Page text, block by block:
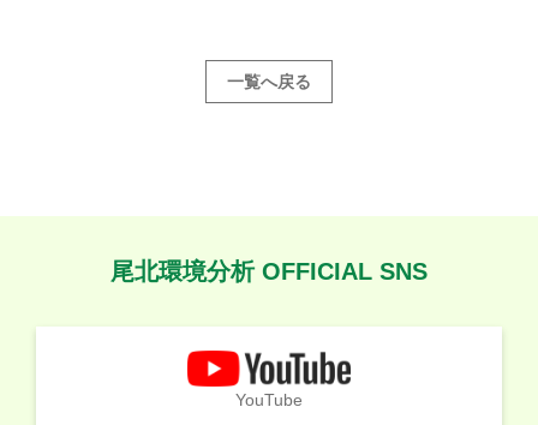
一覧へ戻る
尾北環境分析 OFFICIAL SNS
YouTube